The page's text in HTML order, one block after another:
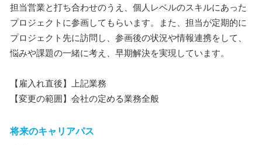
担当営業と打ち合わせのうえ、個人レベルのスキルにあった
プロジェクトに参画してもらいます。また、担当が定期的に
プロジェクト先に訪問し、参画後の状況や情報連携をして、
悩みや課題の一緒に考え、早期解決を実現しています。
【雇入れ直後】上記業務
【変更の範囲】会社の定める業務全般
将来のキャリアパス